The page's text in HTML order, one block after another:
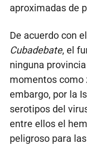
aproximadas de
De acuerdo con
Cubadebate, el
ninguna
momentos como
embargo, por la
serotipos del
entre ellos el
peligroso para